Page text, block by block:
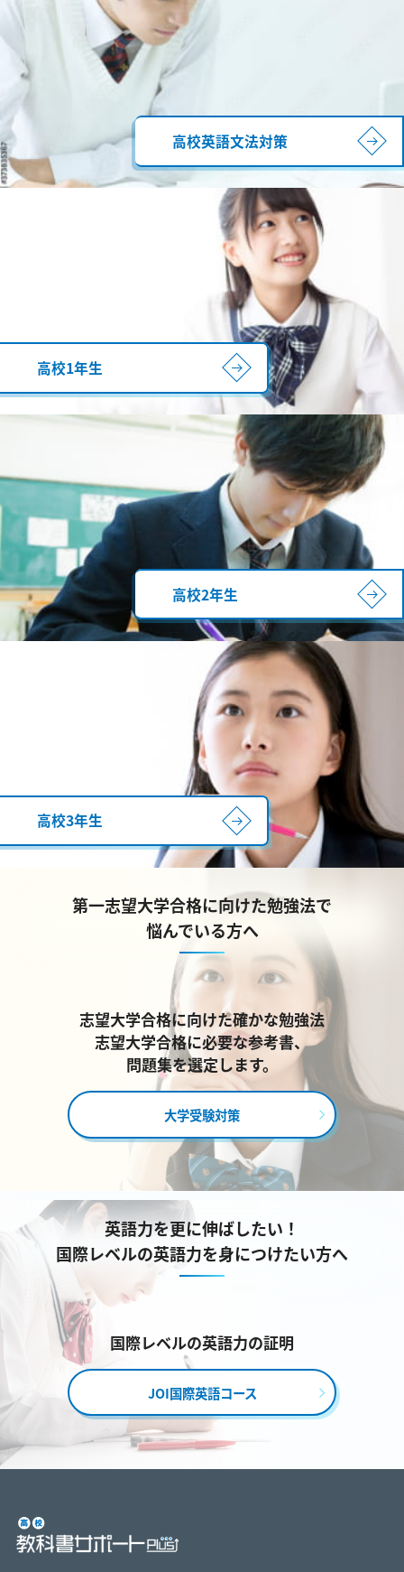
高校英語文法対策
高校1年生
高校2年生
高校3年生
第一志望大学合格に向けた勉強法で
悩んでいる方へ
志望大学合格に向けた確かな勉強法
志望大学合格に必要な参考書、
問題集を選定します。
大学受験対策
英語力を更に伸ばしたい！
国際レベルの英語力を身につけたい方へ
国際レベルの英語力の証明
JOI国際英語コース